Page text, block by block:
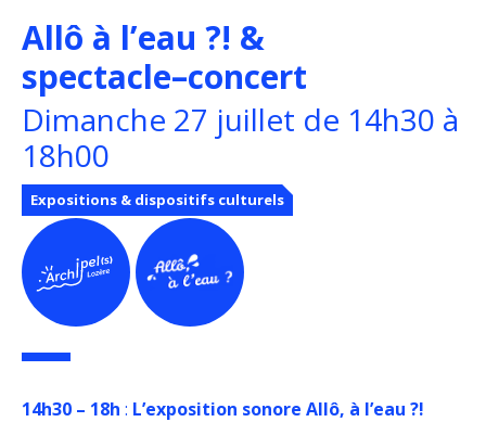
Allô à l’eau ?! &
spectacle–concert
Dimanche 27 juillet de 14h30 à
18h00
Expositions & dispositifs culturels
14h30 – 18h : L’exposition sonore Allô, à l’eau ?!